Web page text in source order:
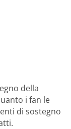
della
i fan le
di sostegno